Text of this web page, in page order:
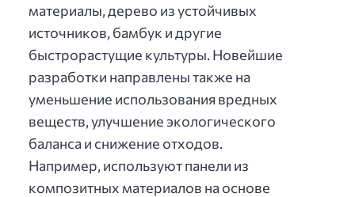
материалы, дерево из устойчивых
источников, бамбук и другие
быстрорастущие культуры. Новейшие
разработки направлены также на
уменьшение использования вредных
веществ, улучшение экологического
баланса и снижение отходов.
Например, используют панели из
композитных материалов на основе